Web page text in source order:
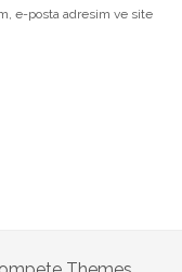
e-posta adresim ve site